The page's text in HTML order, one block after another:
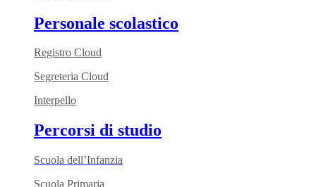
Personale scolastico
Registro Cloud
Segreteria Cloud
Interpello
Percorsi di studio
Scuola dell’Infanzia
Scuola Primaria